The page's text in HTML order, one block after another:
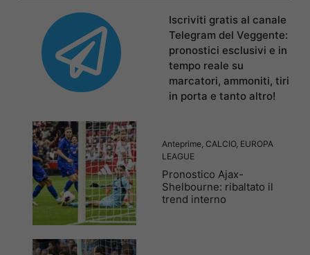
Iscriviti gratis al canale
Telegram del Veggente:
pronostici esclusivi e in
tempo reale su
marcatori, ammoniti, tiri
in porta e tanto altro!
Anteprime CALCIO, EUROPA
LEAGUE
Pronostico Ajax-
Shelbourne: ribaltato il
trend interno